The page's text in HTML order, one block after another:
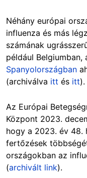
Néhány európai
influenza és más
számának
például
Spanyolországban
(archiválva itt és itt).
Az Európai
Központ 2023.
hogy a 2023. év 48.
fertőzések
országokban az
(archivált link).